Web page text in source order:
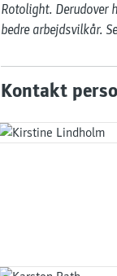
Rotolight. Derudover
bedre arbejdsvilkår.
Kontakt